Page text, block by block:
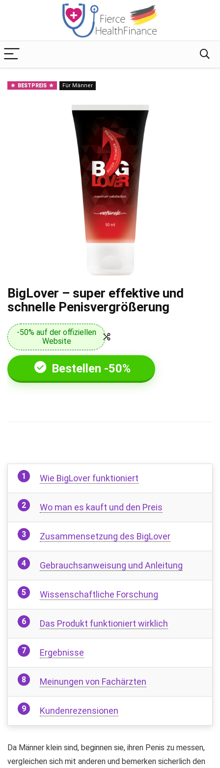
BESTPREIS Für Männer
BigLover – super effektive und
schnelle Penisvergrößerung
-50% auf der offiziellen
Website
Bestellen -50%
Wie BigLover funktioniert
Wo man es kauft und den Preis
Zusammensetzung des BigLover
Gebrauchsanweisung und Anleitung
Wissenschaftliche Forschung
Das Produkt funktioniert wirklich
Ergebnisse
Meinungen von Fachärzten
Kundenrezensionen
Da Männer klein sind, beginnen sie, ihren Penis zu messen,
vergleichen sich mit anderen und bemerken sicherlich den